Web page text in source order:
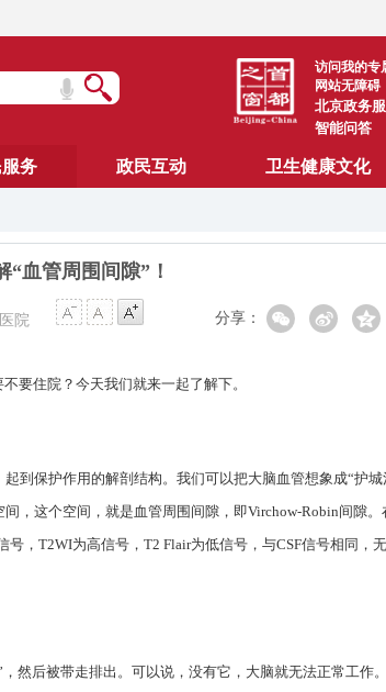
访问我的专
网站无障碍
北京政务
智能问答
务 政民互动 卫生健康文化
“血管周围间隙”！
院 分享：
要住院？今天我们就来一起了解下。
到保护作用的解剖结构。我们可以把大脑血管想象成“护城
，这个空间，就是血管周围间隙，即Virchow-Robin间隙。
，T2WI为高信号，T2 Flair为低信号，与CSF信号相同，
然后被带走排出。可以说，没有它，大脑就无法正常工作。